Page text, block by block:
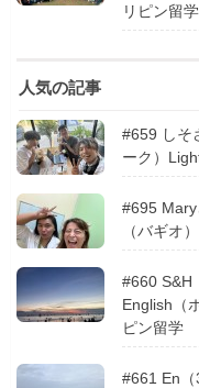
リピン留
人気の記事
#659 しそ
ーク）
#695
（バギオ
#660 S&H
English（
ピン留学
#661 En（